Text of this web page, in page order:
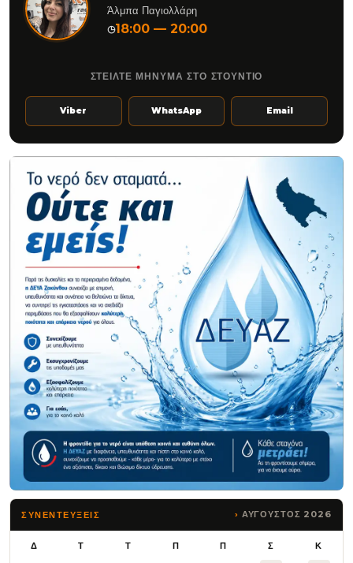
Άλμπα Παγιολλάρη
◷18:00 — 20:00
ΣΤΕΙΛΤΕ ΜΗΝΥΜΑ ΣΤΟ ΣΤΟΥΝΤΙΟ
Viber WhatsApp Email
ΣΥΝΕΝΤΕΥΞΕΙΣ ΑΥΓΟΥΣΤΟΣ 2026
Δ Τ Τ Π Π Σ Κ